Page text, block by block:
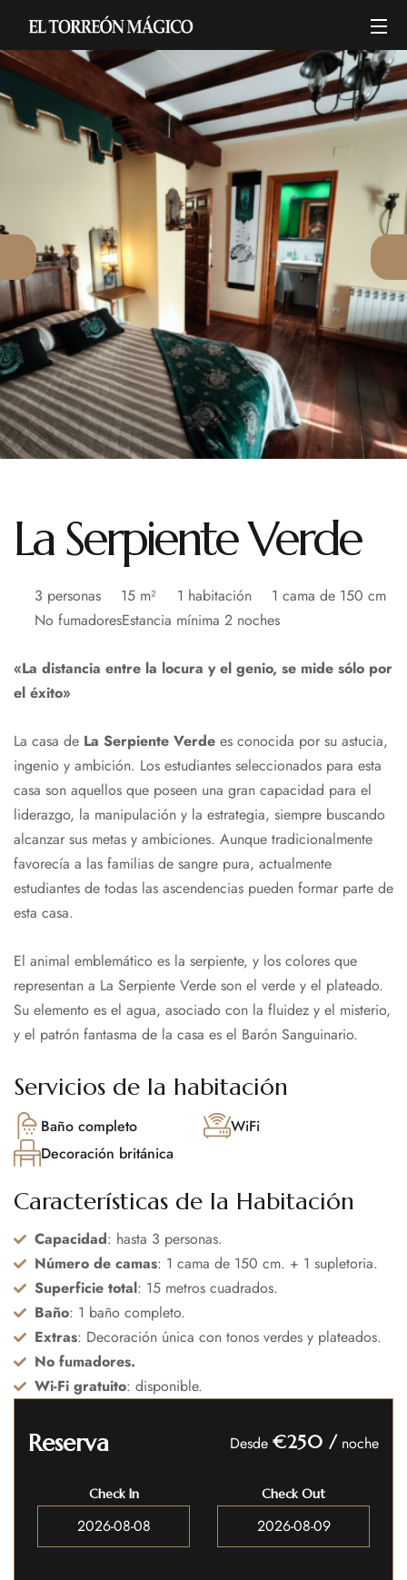
La Serpiente Verde
3 personas 15 m² 1 habitación
1 cama de 150 cm
No fumadoresEstancia mínima 2 noches
«La distancia entre la locura y el genio, se mide sólo por
el éxito»
La casa de La Serpiente Verde es conocida por su astucia,
ingenio y ambición. Los estudiantes seleccionados para esta
casa son aquellos que poseen una gran capacidad para el
liderazgo, la manipulación y la estrategia, siempre buscando
alcanzar sus metas y ambiciones. Aunque tradicionalmente
favorecía a las familias de sangre pura, actualmente
estudiantes de todas las ascendencias pueden formar parte de
esta casa.
El animal emblemático es la serpiente, y los colores que
representan a La Serpiente Verde son el verde y el plateado.
Su elemento es el agua, asociado con la fluidez y el misterio,
y el patrón fantasma de la casa es el Barón Sanguinario.
Servicios de la habitación
Baño completo
WiFi
Decoración británica
Características de la Habitación
Capacidad: hasta 3 personas.
Número de camas: 1 cama de 150 cm. + 1 supletoria.
Superficie total: 15 metros cuadrados.
Baño: 1 baño completo.
Extras: Decoración única con tonos verdes y plateados.
No fumadores.
Wi-Fi gratuito: disponible.
Reserva Desde €250 /noche
Check In Check Out